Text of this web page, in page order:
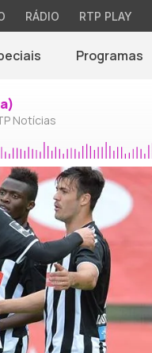
RÁDIO RTP PLAY
Programas
Notícias